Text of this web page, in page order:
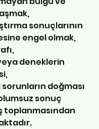
sonuçlarının
engel olmak,
veya deneklerin
sorunların doğması
sonuç
toplanmasından